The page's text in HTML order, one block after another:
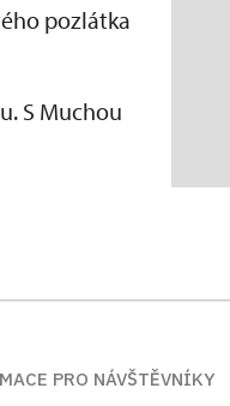
pozlátka
S Muchou
PRO NÁVŠTĚVNÍKY